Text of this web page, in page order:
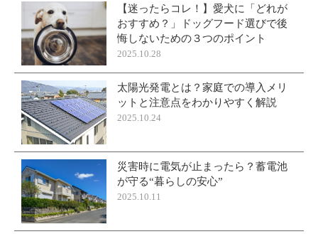
【迷ったらコレ！】愛犬に「どれが
おすすめ？」ドッグフード選びで後
悔しないための３つのポイント
2025.10.28
太陽光発電とは？家庭での導入メリ
ットと注意点をわかりやすく解説
2025.10.24
災害時に電気が止まったら？蓄電池
が守る“暮らしの安心”
2025.10.11